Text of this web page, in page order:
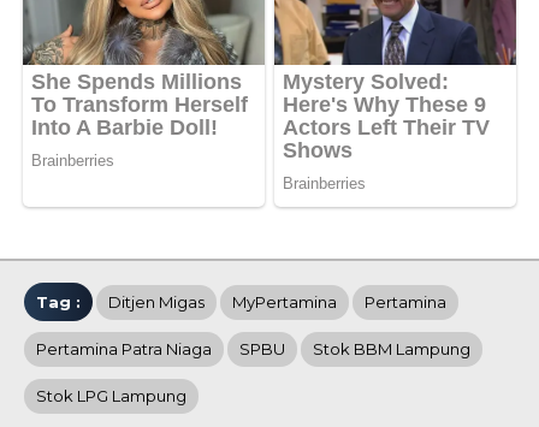
Tag : Ditjen Migas MyPertamina Pertamina
Pertamina Patra Niaga SPBU Stok BBM Lampung
Stok LPG Lampung